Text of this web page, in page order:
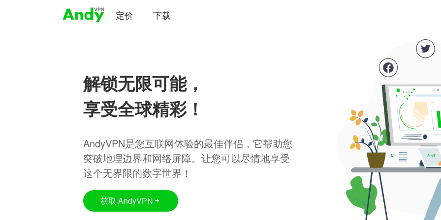
定价 下载
解锁无限可能，
享受全球精彩！
AndyVPN是您互联网体验的最佳伴侣，它帮助您
突破地理边界和网络屏障。让您可以尽情地享受
这个无界限的数字世界！
获取 AndyVPN